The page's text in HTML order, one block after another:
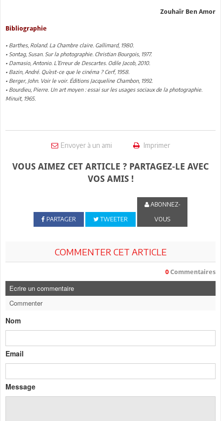
Zouhaïr Ben Amor
Bibliographie
• Barthes, Roland. La Chambre claire. Gallimard, 1980.
• Sontag, Susan. Sur la photographie. Christian Bourgois, 1977.
• Damasio, Antonio. L’Erreur de Descartes. Odile Jacob, 2010.
• Bazin, André. Qu’est-ce que le cinéma ? Cerf, 1958.
• Berger, John. Voir le voir. Éditions Jacqueline Chambon, 1992.
• Bourdieu, Pierre. Un art moyen : essai sur les usages sociaux de la photographie.
Minuit, 1965.
Envoyer à un ami Imprimer
VOUS AIMEZ CET ARTICLE ? PARTAGEZ-LE AVEC
VOS AMIS !
PARTAGER TWEETER
ABONNEZ-
VOUS
COMMENTER CET ARTICLE
0 Commentaires
Ecrire un commentaire
Commenter
Nom
Email
Message